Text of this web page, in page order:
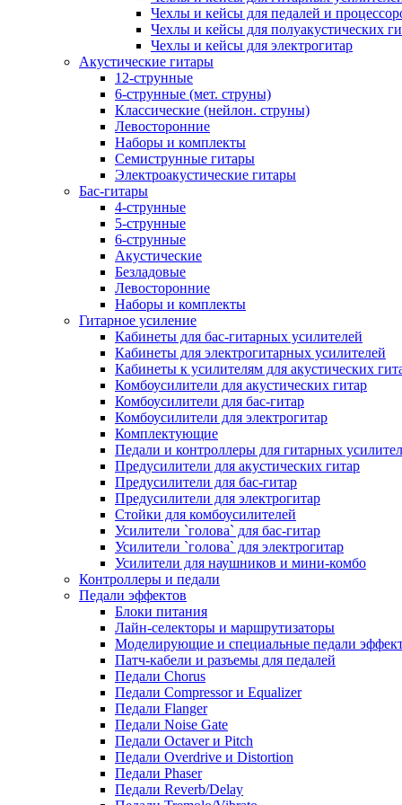
Чехлы и кейсы для педалей и
Чехлы и кейсы для полуакустических
Чехлы и кейсы для электрогитар
Акустические гитары
12-струнные
6-струнные (мет. струны)
Классические (нейлон. струны)
Левосторонние
Наборы и комплекты
Семиструнные гитары
Электроакустические гитары
Бас-гитары
4-струнные
5-струнные
6-струнные
Акустические
Безладовые
Левосторонние
Наборы и комплекты
Гитарное усиление
Кабинеты для бас-гитарных усилителей
Кабинеты для электрогитарных усилителей
Кабинеты к усилителям для акустических
Комбоусилители для акустических гитар
Комбоусилители для бас-гитар
Комбоусилители для электрогитар
Комплектующие
Педали и контроллеры для гитарных
Предусилители для акустических гитар
Предусилители для бас-гитар
Предусилители для электрогитар
Стойки для комбоусилителей
Усилители `голова` для бас-гитар
Усилители `голова` для электрогитар
Усилители для наушников и мини-комбо
Контроллеры и педали
Педали эффектов
Блоки питания
Лайн-селекторы и маршрутизаторы
Моделирующие и специальные педали
Патч-кабели и разъемы для педалей
Педали Chorus
Педали Compressor и Equalizer
Педали Flanger
Педали Noise Gate
Педали Octaver и Pitch
Педали Overdrive и Distortion
Педали Phaser
Педали Reverb/Delay